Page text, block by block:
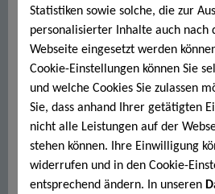
Statistiken sowie solche, die zur
personalisierter Inhalte auch nach
Webseite eingesetzt werden
Cookie-Einstellungen können Sie
und welche Cookies Sie zulassen
Sie, dass anhand Ihrer getätigten
nicht alle Leistungen auf der
stehen können. Ihre Einwilligung
widerrufen und in den Cookie-
entsprechend ändern. In unseren
Sie möchten einen
Muskelnundmehr Kraft ?
FitnessArena mit unserem
"muskulös & kraftvoll".
Es fordert Sie nach Ihren
Voraussetzungen heraus und
Ergebnisse.
Los gehts - Ihr persönlicher
auf das Training mit Ihnen.